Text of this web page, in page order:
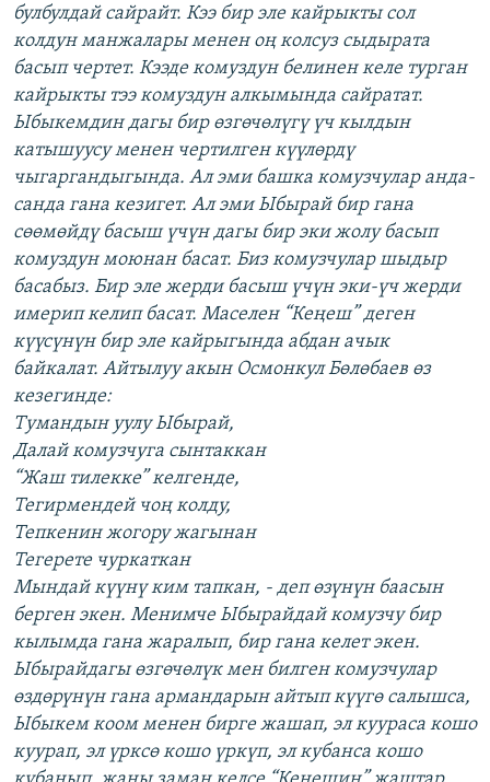
булбулдай сайрайт. Кээ бир эле кайрыкты сол
колдун манжалары менен оң колсуз сыдырата
басып чертет. Кээде комуздун белинен келе турган
кайрыкты тээ комуздун алкымында сайратат.
Ыбыкемдин дагы бир өзгөчөлүгү үч кылдын
катышуусу менен чертилген күүлөрдү
чыгаргандыгында. Ал эми башка комузчулар анда-
санда гана кезигет. Ал эми Ыбырай бир гана
сөөмөйдү басыш үчүн дагы бир эки жолу басып
комуздун моюнан басат. Биз комузчулар шыдыр
басабыз. Бир эле жерди басыш үчүн эки-үч жерди
имерип келип басат. Маселен “Кеңеш” деген
күүсүнүн бир эле кайрыгында абдан ачык
байкалат. Айтылуу акын Осмонкул Бөлөбаев өз
кезегинде:
Тумандын уулу Ыбырай,
Далай комузчуга сынтаккан
“Жаш тилекке” келгенде,
Тегирмендей чоң колду,
Тепкенин жогору жагынан
Тегерете чуркаткан
Мындай күүнү ким тапкан, - деп өзүнүн баасын
берген экен. Менимче Ыбырайдай комузчу бир
кылымда гана жаралып, бир гана келет экен.
Ыбырайдагы өзгөчөлүк мен билген комузчулар
өздөрүнүн гана армандарын айтып күүгө салышса,
Ыбыкем коом менен бирге жашап, эл куураса кошо
куурап, эл үрксө кошо үркүп, эл кубанса кошо